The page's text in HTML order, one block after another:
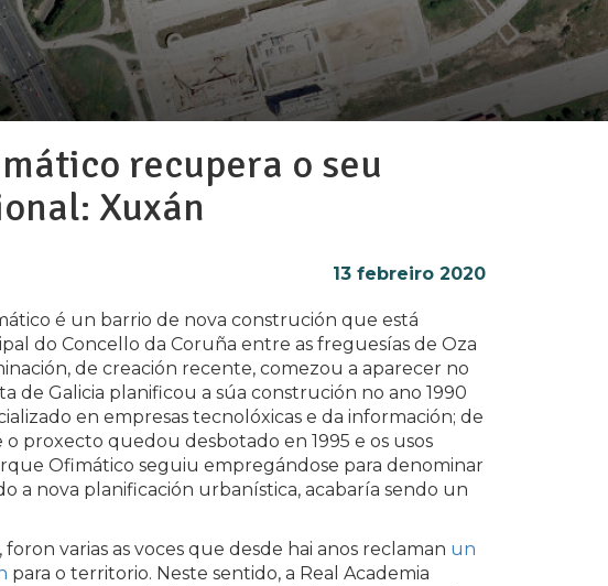
recupera o seu
Xuxán
13 febreiro 2020
é un barrio de nova construción que está
do Concello da Coruña entre as freguesías de Oza
de creación recente, comezou a aparecer no
de Galicia planificou a súa construción no ano 1990
en empresas tecnolóxicas e da información; de
o proxecto quedou desbotado en 1995 e os usos
Ofimático seguiu empregándose para denominar
a nova planificación urbanística, acabaría sendo un
varias as voces que desde hai anos reclaman un
para o territorio. Neste sentido, a Real Academia